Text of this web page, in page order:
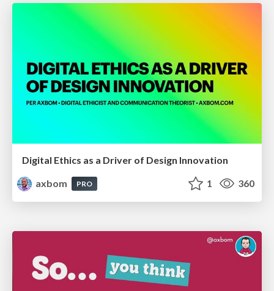
Digital Ethics as a Driver of Design Innovation
axbom
PRO 1 360